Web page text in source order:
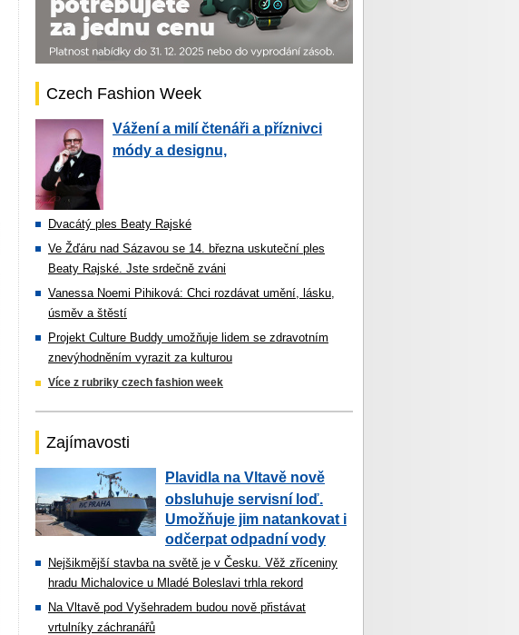
Czech Fashion Week
Vážení a milí čtenáři a příznivci
módy a designu,
Dvacátý ples Beaty Rajské
Ve Žďáru nad Sázavou se 14. března uskuteční ples
Beaty Rajské. Jste srdečně zváni
Vanessa Noemi Pihiková: Chci rozdávat umění, lásku,
úsměv a štěstí
Projekt Culture Buddy umožňuje lidem se zdravotním
znevýhodněním vyrazit za kulturou
Více z rubriky czech fashion week
Zajímavosti
Plavidla na Vltavě nově
obsluhuje servisní loď.
Umožňuje jim natankovat i
odčerpat odpadní vody
Nejšikmější stavba na světě je v Česku. Věž zříceniny
hradu Michalovice u Mladé Boleslavi trhla rekord
Na Vltavě pod Vyšehradem budou nově přistávat
vrtulníky záchranářů